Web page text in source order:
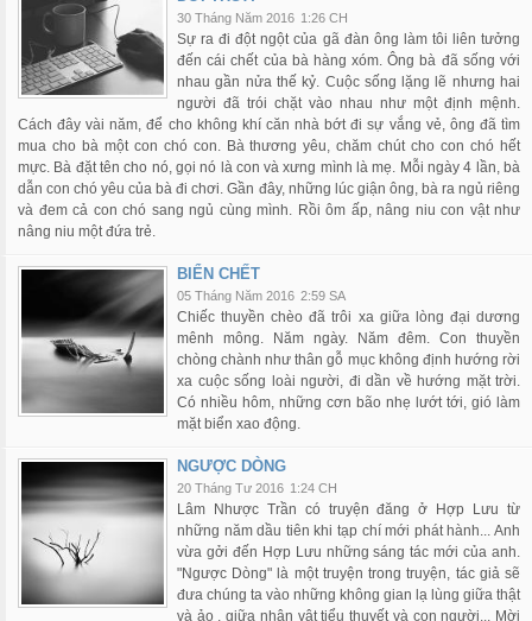
30 Tháng Năm 2016 1:26 CH
Sự ra đi đột ngột của gã đàn ông làm tôi liên tưởng
đến cái chết của bà hàng xóm. Ông bà đã sống với
nhau gần nửa thế kỷ. Cuộc sống lặng lẽ nhưng hai
người đã trói chặt vào nhau như một định mệnh.
Cách đây vài năm, để cho không khí căn nhà bớt đi sự vắng vẻ, ông đã tìm
mua cho bà một con chó con. Bà thương yêu, chăm chút cho con chó hết
mực. Bà đặt tên cho nó, gọi nó là con và xưng mình là mẹ. Mỗi ngày 4 lần, bà
dẫn con chó yêu của bà đi chơi. Gần đây, những lúc giận ông, bà ra ngủ riêng
và đem cả con chó sang ngủ cùng mình. Rồi ôm ấp, nâng niu con vật như
nâng niu một đứa trẻ.
BIỂN CHẾT
05 Tháng Năm 2016 2:59 SA
Chiếc thuyền chèo đã trôi xa giữa lòng đại dương
mênh mông. Năm ngày. Năm đêm. Con thuyền
chòng chành như thân gỗ mục không định hướng rời
xa cuộc sống loài người, đi dần về hướng mặt trời.
Có nhiều hôm, những cơn bão nhẹ lướt tới, gió làm
mặt biển xao động.
NGƯỢC DÒNG
20 Tháng Tư 2016 1:24 CH
Lâm Nhược Trần có truyện đăng ở Hợp Lưu từ
những năm dầu tiên khi tạp chí mới phát hành... Anh
vừa gởi đến Hợp Lưu những sáng tác mới của anh.
"Ngược Dòng" là một truyện trong truyện, tác giả sẽ
đưa chúng ta vào những không gian lạ lùng giữa thật
và ảo , giữa nhân vật tiểu thuyết và con người... Mời